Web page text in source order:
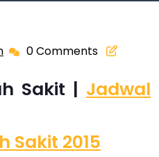
admin0 Comments
Sakit | Jadwal
Sakit 2015